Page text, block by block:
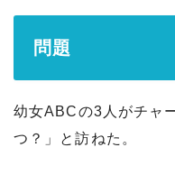
問題
幼女ABCの3人がチャ
つ？」と訪ねた。